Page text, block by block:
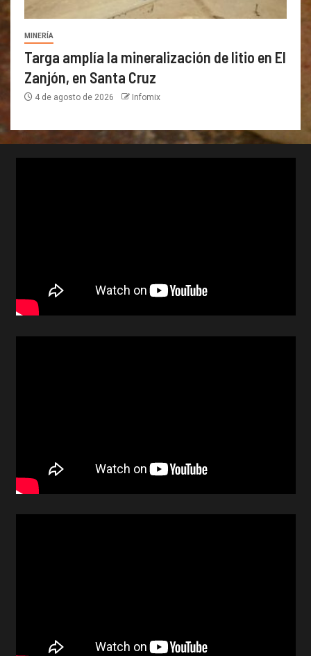
MINERÍA
Targa amplía la mineralización de litio en El
Zanjón, en Santa Cruz
4 de agosto de 2026 Infomix